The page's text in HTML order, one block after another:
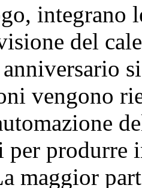
integrano
del
vengono
produrre
maggior